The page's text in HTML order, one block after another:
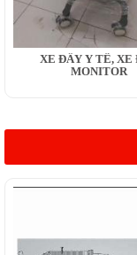
XE ĐẨY Y TẾ, XE
MONITOR